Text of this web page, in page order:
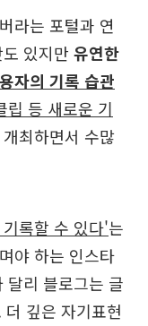
라는 포털과 연
있지만 유연한
자의 기록 습관
립 등 새로운 기
최하면서 수많
록할 수 있다'는
야 하는 인스타
달리 블로그는 글
깊은 자기표현